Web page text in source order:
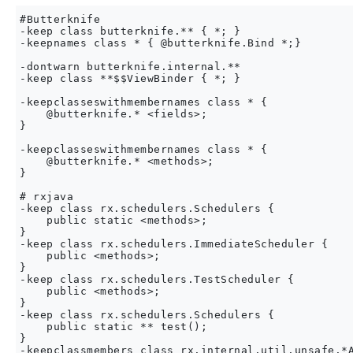
#Butterknife
-keep class butterknife.** { *; }
-keepnames class * { @butterknife.Bind *;}
-dontwarn butterknife.internal.**
-keep class **$$ViewBinder { *; }
-keepclasseswithmembernames class * {
    @butterknife.* <fields>;
}
-keepclasseswithmembernames class * {
    @butterknife.* <methods>;
}
# rxjava
-keep class rx.schedulers.Schedulers {
    public static <methods>;
}
-keep class rx.schedulers.ImmediateScheduler {
    public <methods>;
}
-keep class rx.schedulers.TestScheduler {
    public <methods>;
}
-keep class rx.schedulers.Schedulers {
    public static ** test();
}
-keepclassmembers class